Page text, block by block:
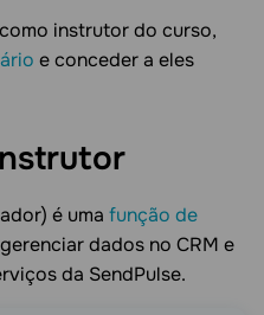
instrutor do curso,
e conceder a eles
é uma função de
dados no CRM e
da SendPulse.